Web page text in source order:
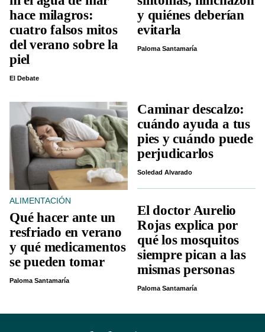
hace milagros:
cuatro falsos mitos
del verano sobre la
piel
El Debate
y quiénes deberían
evitarla
Paloma Santamaría
ALIMENTACIÓN
Qué hacer ante un
resfriado en verano
y qué medicamentos
se pueden tomar
Paloma Santamaría
Caminar descalzo:
cuándo ayuda a tus
pies y cuándo puede
perjudicarlos
Soledad Alvarado
El doctor Aurelio
Rojas explica por
qué los mosquitos
siempre pican a las
mismas personas
Paloma Santamaría